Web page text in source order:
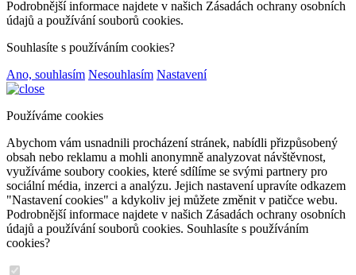
Podrobnější informace najdete v našich Zásadách ochrany osobních
údajů a používání souborů cookies.
Souhlasíte s používáním cookies?
Ano, souhlasím Nesouhlasím Nastavení
Používáme cookies
Abychom vám usnadnili procházení stránek, nabídli přizpůsobený
obsah nebo reklamu a mohli anonymně analyzovat návštěvnost,
využíváme soubory cookies, které sdílíme se svými partnery pro
sociální média, inzerci a analýzu. Jejich nastavení upravíte odkazem
"Nastavení cookies" a kdykoliv jej můžete změnit v patičce webu.
Podrobnější informace najdete v našich Zásadách ochrany osobních
údajů a používání souborů cookies. Souhlasíte s používáním
cookies?